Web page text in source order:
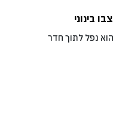
בינוני
נפל לתוך חדר